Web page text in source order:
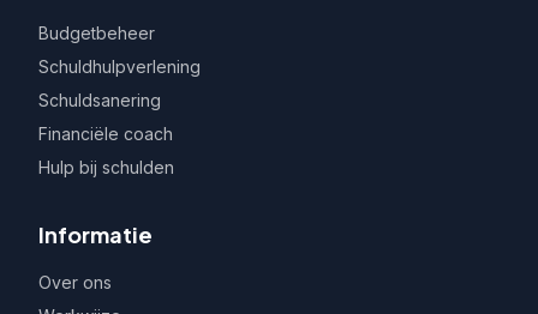
Budgetbeheer
Schuldhulpverlening
Schuldsanering
Financiële coach
Hulp bij schulden
Informatie
Over ons